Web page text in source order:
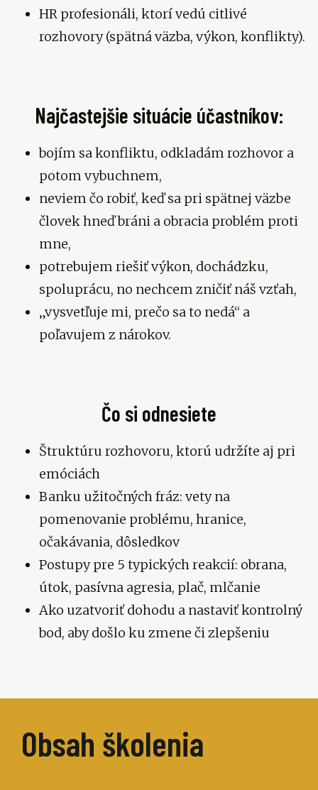
HR profesionáli, ktorí vedú citlivé
rozhovory (spätná väzba, výkon, konflikty).
Najčastejšie situácie účastníkov:
bojím sa konfliktu, odkladám rozhovor a
potom vybuchnem,
neviem čo robiť, keď sa pri spätnej väzbe
človek hneď bráni a obracia problém proti
mne,
potrebujem riešiť výkon, dochádzku,
spoluprácu, no nechcem zničiť náš vzťah,
„vysvetľuje mi, prečo sa to nedá“ a
poľavujem z nárokov.
Čo si odnesiete
Štruktúru rozhovoru, ktorú udržíte aj pri
emóciách
Banku užitočných fráz: vety na
pomenovanie problému, hranice,
očakávania, dôsledkov
Postupy pre 5 typických reakcií: obrana,
útok, pasívna agresia, plač, mlčanie
Ako uzatvoriť dohodu a nastaviť kontrolný
bod, aby došlo ku zmene či zlepšeniu
Obsah školenia